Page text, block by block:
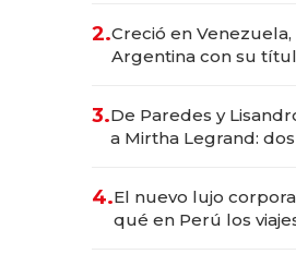
2.Creció en
Argentina con su
las marcas "fast
3.De Paredes y
a Mirtha Legrand:
4.El nuevo lujo
qué en Perú los